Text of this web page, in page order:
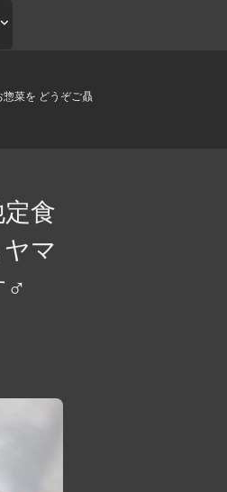
菜を どうぞご贔
食
マ
‍♂️